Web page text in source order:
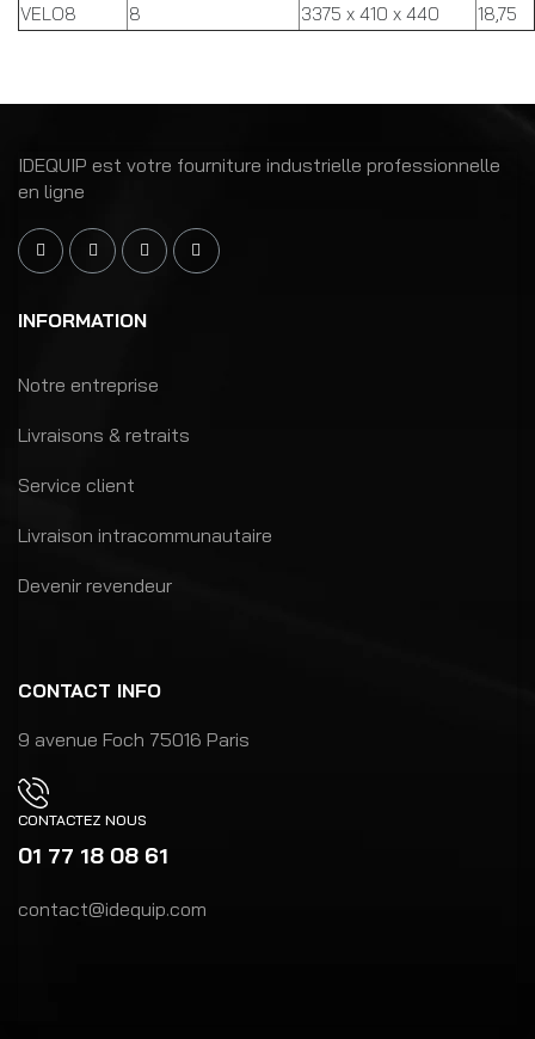
VELO8
8 3375 x 410 x 440 18,75
IDEQUIP est votre fourniture industrielle professionnelle
en ligne
INFORMATION
Notre entreprise
Livraisons & retraits
Service client
Livraison intracommunautaire
Devenir revendeur
CONTACT INFO
9 avenue Foch 75016 Paris
CONTACTEZ NOUS
01 77 18 08 61
contact@idequip.com